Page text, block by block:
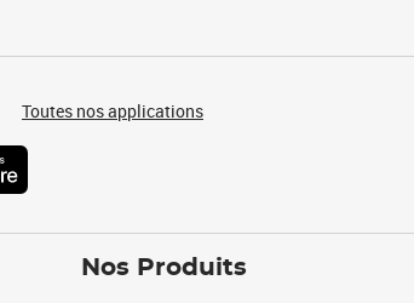
Toutes nos applications
Nos Produits